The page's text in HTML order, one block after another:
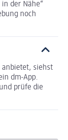
der Nähe“
noch
anbietet, siehst
dm-App.
prüfe die